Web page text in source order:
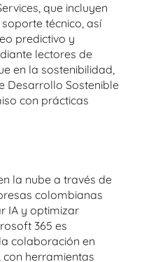
que incluyen
técnico, así
predictivo y
lectores de
en la sostenibilidad,
Desarrollo Sostenible
con prácticas
la nube a través de
colombianas
IA y optimizar
365 es
colaboración en
herramientas